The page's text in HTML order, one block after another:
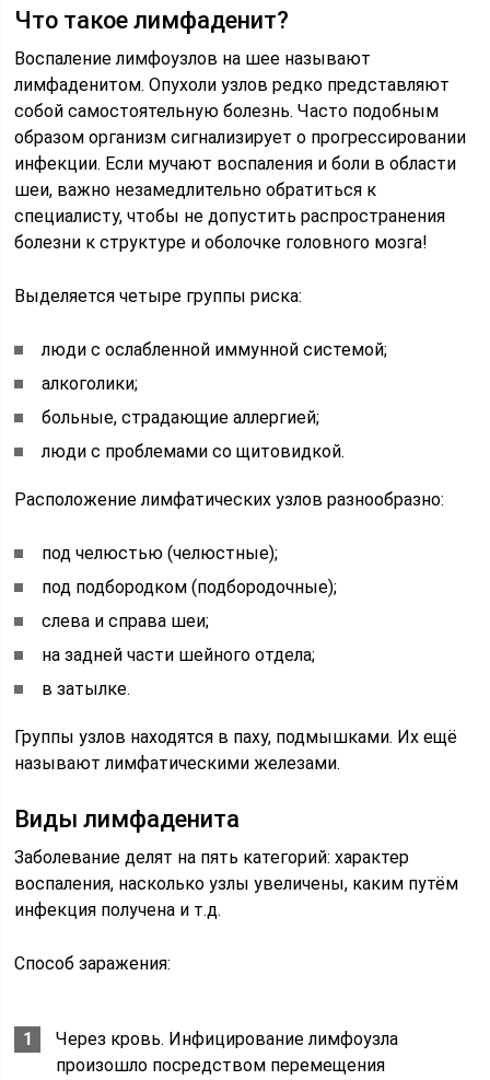
Что такое лимфаденит?
Воспаление лимфоузлов на шее называют
лимфаденитом. Опухоли узлов редко представляют
собой самостоятельную болезнь. Часто подобным
образом организм сигнализирует о прогрессировании
инфекции. Если мучают воспаления и боли в области
шеи, важно незамедлительно обратиться к
специалисту, чтобы не допустить распространения
болезни к структуре и оболочке головного мозга!
Выделяется четыре группы риска:
люди с ослабленной иммунной системой;
алкоголики;
больные, страдающие аллергией;
люди с проблемами со щитовидкой.
Расположение лимфатических узлов разнообразно:
под челюстью (челюстные);
под подбородком (подбородочные);
слева и справа шеи;
на задней части шейного отдела;
в затылке.
Группы узлов находятся в паху, подмышками. Их ещё
называют лимфатическими железами.
Виды лимфаденита
Заболевание делят на пять категорий: характер
воспаления, насколько узлы увеличены, каким путём
инфекция получена и т.д.
Способ заражения:
Через кровь. Инфицирование лимфоузла
произошло посредством перемещения